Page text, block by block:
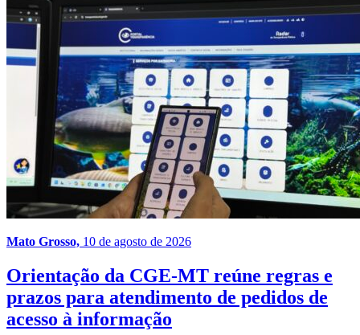
Mato Grosso, 10 de agosto de 2026
Orientação da CGE-MT reúne regras e
prazos para atendimento de pedidos de
acesso à informação